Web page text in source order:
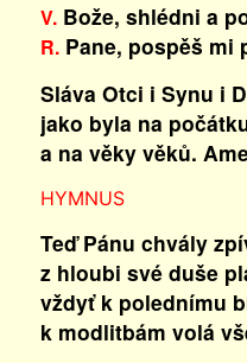
V.Bože, shlédni a
R.Pane, pospěš mi
Sláva Otci i Synu i
jako byla na
a na věky věků.
HYMNUS
Teď Pánu chvály
z hloubi své duše
vždyť k polednímu
k modlitbám volá